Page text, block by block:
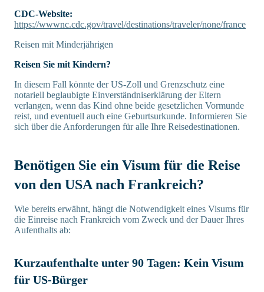
CDC-Website:
https://wwwnc.cdc.gov/travel/destinations/traveler/none/france
Reisen mit Minderjährigen
Reisen Sie mit Kindern?
In diesem Fall könnte der US-Zoll und Grenzschutz eine
notariell beglaubigte Einverständniserklärung der Eltern
verlangen, wenn das Kind ohne beide gesetzlichen Vormunde
reist, und eventuell auch eine Geburtsurkunde. Informieren Sie
sich über die Anforderungen für alle Ihre Reisedestinationen.
Benötigen Sie ein Visum für die Reise
von den USA nach Frankreich?
Wie bereits erwähnt, hängt die Notwendigkeit eines Visums für
die Einreise nach Frankreich vom Zweck und der Dauer Ihres
Aufenthalts ab:
Kurzaufenthalte unter 90 Tagen: Kein Visum
für US-Bürger